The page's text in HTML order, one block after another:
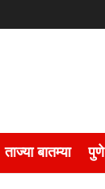
ताज्या बातम्या पुणे